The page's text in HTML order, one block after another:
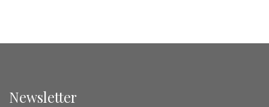
Newsletter